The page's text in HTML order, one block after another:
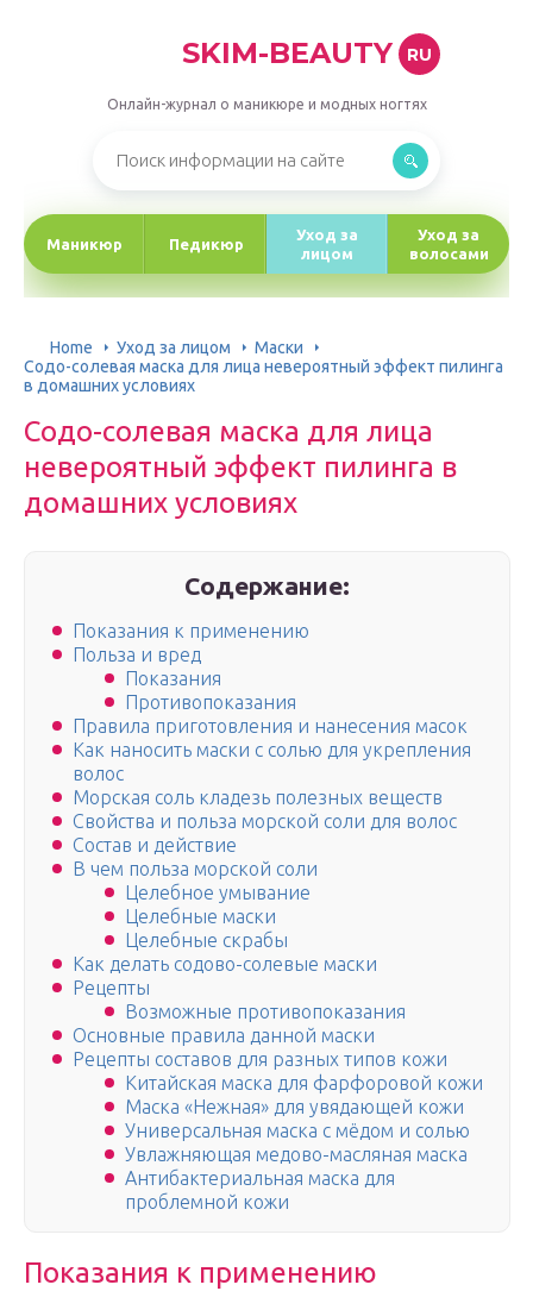
SKIM-BEAUTY RU
Онлайн-журнал о маникюре и модных ногтях
Маникюр Педикюр
Уход за
лицом
Уход за
волосами
Home Уход за лицом
Маски
Содо-солевая маска для лица невероятный эффект пилинга
в домашних условиях
Содо-солевая маска для лица
невероятный эффект пилинга в
домашних условиях
Содержание:
Показания к применению
Польза и вред
Показания
Противопоказания
Правила приготовления и нанесения масок
Как наносить маски с солью для укрепления
волос
Морская соль кладезь полезных веществ
Свойства и польза морской соли для волос
Состав и действие
В чем польза морской соли
Целебное умывание
Целебные маски
Целебные скрабы
Как делать содово-солевые маски
Рецепты
Возможные противопоказания
Основные правила данной маски
Рецепты составов для разных типов кожи
Китайская маска для фарфоровой кожи
Маска «Нежная» для увядающей кожи
Универсальная маска с мёдом и солью
Увлажняющая медово-масляная маска
Антибактериальная маска для
проблемной кожи
Показания к применению